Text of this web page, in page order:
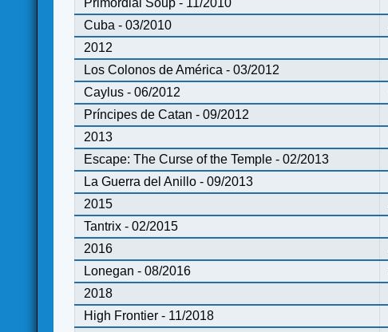
Primordial Soup - 11/2010
Cuba - 03/2010
2012
Los Colonos de América - 03/2012
Caylus - 06/2012
Príncipes de Catan - 09/2012
2013
Escape: The Curse of the Temple - 02/2013
La Guerra del Anillo - 09/2013
2015
Tantrix - 02/2015
2016
Lonegan - 08/2016
2018
High Frontier - 11/2018